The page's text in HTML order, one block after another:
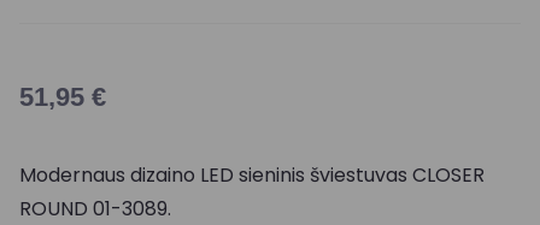
51,95 €
Modernaus dizaino LED sieninis šviestuvas CLOSER
ROUND 01-3089.